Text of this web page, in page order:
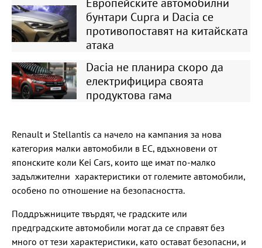
бунтари Cupra и Dacia се
противопоставят на китайската
атака
Dacia не планира скоро да
електрифицира своята
продуктова гама
Renault и Stellantis са начело на кампания за нова
категория малки автомобили в ЕС, вдъхновени от
японските коли Kei Cars, които ще имат по-малко
задължителни характеристики от големите автомобили,
особено по отношение на безопасността.
Поддръжниците твърдят, че градските или
предградските автомобили могат да се справят без
много от тези характеристики, като остават безопасни, и